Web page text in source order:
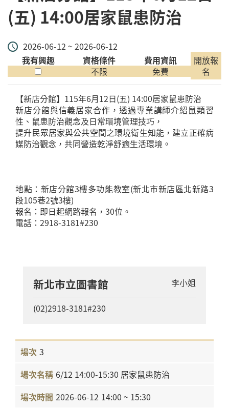
(五) 14:00居家鼠患防治
2026-06-12 ~ 2026-06-12
我有興趣
資格條件
不限
費用資訊
免費
開放報
名
【新店分館】115年6月12日(五) 14:00居家鼠患防治
新店分館與信義居家合作，透過專業講師介紹鼠類習
性、鼠患防治觀念及日常環境管理技巧，
提升民眾居家與公共空間之環境衛生知能，建立正確病
媒防治觀念，共同營造乾淨舒適生活環境。
地點：新店分館3樓多功能教室(新北市新店區北新路3
段105巷2號3樓)
報名：即日起網路報名，30位。
電話：2918-3181#230
新北市立圖書館 李小姐
(02)2918-3181#230
3
6/12 14:00-15:30 居家鼠患防治
2026-06-12 14:00 ~ 15:30